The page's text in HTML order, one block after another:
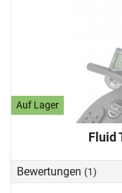
Auf Lager
Fluid
Bewertungen (1)